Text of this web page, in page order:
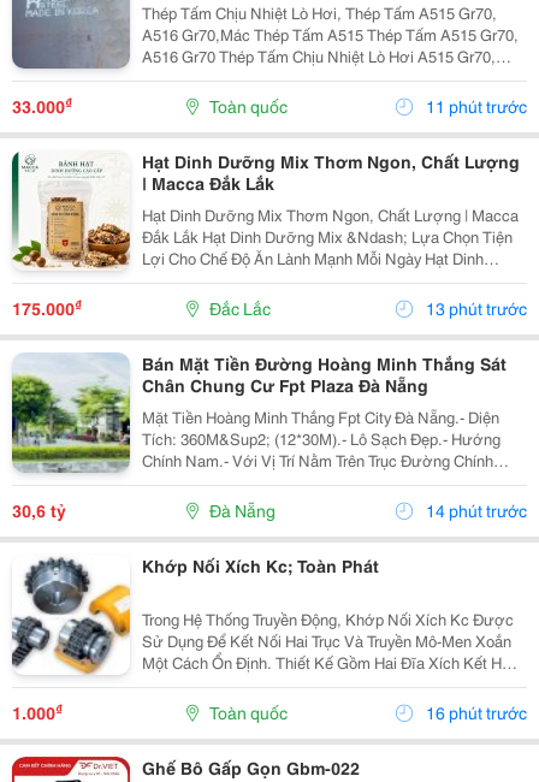
Thép Tấm Chịu Nhiệt Lò Hơi, Thép Tấm A515 Gr70,
A516 Gr70,Mác Thép Tấm A515 Thép Tấm A515 Gr70,
A516 Gr70 Thép Tấm Chịu Nhiệt Lò Hơi A515 Gr70,
A516 Gr70,20Mm,25Mm Thép Tấm Lò Hơi A515 Gr70
Là Loại Thép Hợp Kim Carbon-Silicon Chất Lượng
33.000₫ Toàn quốc 11 phút trước
Hạt Dinh Dưỡng Mix Thơm Ngon, Chất Lượng
| Macca Đắk Lắk
Hạt Dinh Dưỡng Mix Thơm Ngon, Chất Lượng | Macca
Đắk Lắk Hạt Dinh Dưỡng Mix &Ndash; Lựa Chọn Tiện
Lợi Cho Chế Độ Ăn Lành Mạnh Mỗi Ngày Hạt Dinh
Dưỡng Mix Là Sự Kết Hợp Của Nhiều Loại Hạt Giàu
Dưỡng Chất, Mang Đến Hương Vị Thơm Ngon Và Tiện
175.000₫ Đắc Lắc 13 phút trước
Bán Mặt Tiền Đường Hoàng Minh Thắng Sát
Chân Chung Cư Fpt Plaza Đà Nẵng
Mặt Tiền Hoàng Minh Thắng Fpt City Đà Nẵng.- Diện
Tích: 360M&Sup2; (12*30M).- Lô Sạch Đẹp.- Hướng
Chính Nam.- Với Vị Trí Nằm Trên Trục Đường Chính
Thông Từ Sân Bay Quốc Tế Đà Nẵng Ra Đến Bãi Tắm
Tân Trà. Là Một Trong Những Tuyến Đường Huyết Mạch
30,6 tỷ Đà Nẵng 14 phút trước
Khớp Nối Xích Kc; Toàn Phát
Trong Hệ Thống Truyền Động, Khớp Nối Xích Kc Được
Sử Dụng Để Kết Nối Hai Trục Và Truyền Mô-Men Xoắn
Một Cách Ổn Định. Thiết Kế Gồm Hai Đĩa Xích Kết Hợp
Với Xích Con Lăn Giúp Truyền Lực Hiệu Quả, Đồng Thời
Có Thể Bù Một Phần Sai Lệch Nhỏ Giữa Các...
1.000₫ Toàn quốc 16 phút trước
Ghế Bô Gấp Gọn Gbm-022